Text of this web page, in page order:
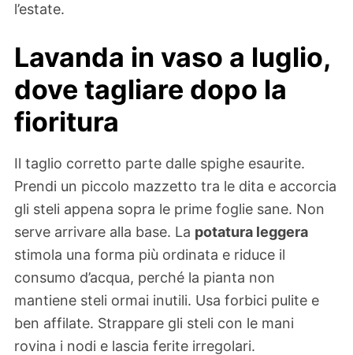
l’estate.
Lavanda in vaso a luglio,
dove tagliare dopo la
fioritura
Il taglio corretto parte dalle spighe esaurite.
Prendi un piccolo mazzetto tra le dita e accorcia
gli steli appena sopra le prime foglie sane. Non
serve arrivare alla base. La potatura leggera
stimola una forma più ordinata e riduce il
consumo d’acqua, perché la pianta non
mantiene steli ormai inutili. Usa forbici pulite e
ben affilate. Strappare gli steli con le mani
rovina i nodi e lascia ferite irregolari.